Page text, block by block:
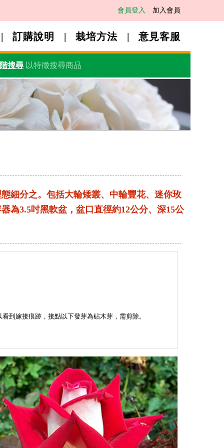
會員登入 加入會員
訂購說明 栽培方法 意見客服
搜尋以特徵搜尋商品
細分之。包括大輪矮叢、中輪豐花、迷你玫
為3.5吋黑軟盆，盆口直徑約12公分、深15公
嫁接痕跡，接點以下發芽為砧木芽，需剪除。